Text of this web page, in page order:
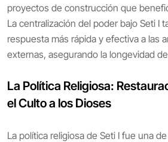
proyectos de construcción que
La centralización del poder bajo Seti I
respuesta más rápida y efectiva a las
externas, asegurando la longevidad
La Política Religiosa:
el Culto a los Dioses
La política religiosa de Seti I fue una